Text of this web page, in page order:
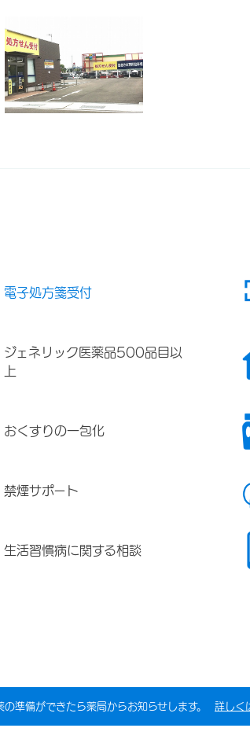
電子処方箋受付
ジェネリック医薬品500品目以
上
おくすりの一包化
禁煙サポート
生活習慣病に関する相談
準備ができたら薬局からお知らせします。 詳しく